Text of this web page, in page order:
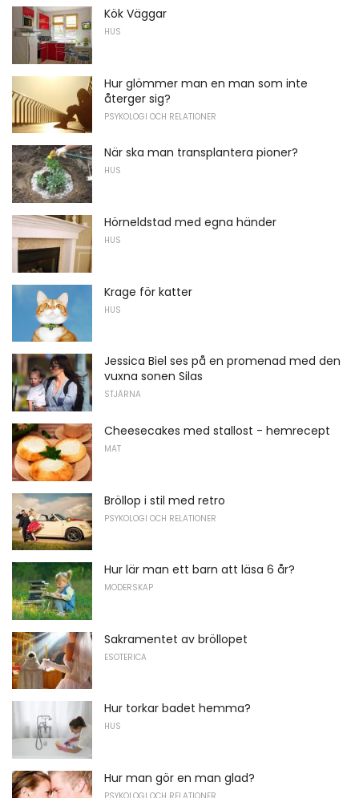
Kök Väggar
HUS
Hur glömmer man en man som inte
återger sig?
PSYKOLOGI OCH RELATIONER
När ska man transplantera pioner?
HUS
Hörneldstad med egna händer
HUS
Krage för katter
HUS
Jessica Biel ses på en promenad med den
vuxna sonen Silas
STJÄRNA
Cheesecakes med stallost - hemrecept
MAT
Bröllop i stil med retro
PSYKOLOGI OCH RELATIONER
Hur lär man ett barn att läsa 6 år?
MODERSKAP
Sakramentet av bröllopet
ESOTERICA
Hur torkar badet hemma?
HUS
Hur man gör en man glad?